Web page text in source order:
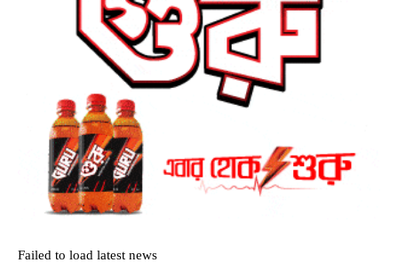
Failed to load latest news